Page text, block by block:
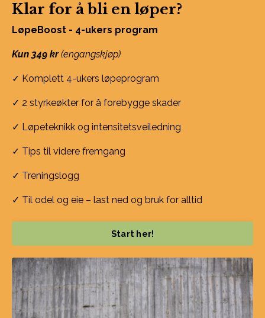
Klar for å bli en løper?
LøpeBoost - 4-ukers program
Kun 349 kr(engangskjøp)
✓ Komplett 4-ukers løpeprogram
✓ 2 styrkeøkter for å forebygge skader
✓ Løpeteknikk og intensitetsveiledning
✓ Tips til videre fremgang
✓ Treningslogg
✓ Til odel og eie – last ned og bruk for alltid
Start her!